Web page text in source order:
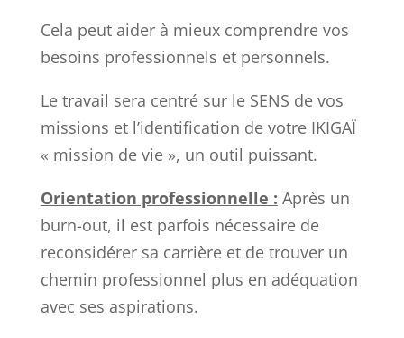
Cela peut aider à mieux comprendre vos
besoins professionnels et personnels.
Le travail sera centré sur le SENS de vos
missions et l’identification de votre IKIGAÏ
« mission de vie », un outil puissant.
Orientation professionnelle : Après un
burn-out, il est parfois nécessaire de
reconsidérer sa carrière et de trouver un
chemin professionnel plus en adéquation
avec ses aspirations.